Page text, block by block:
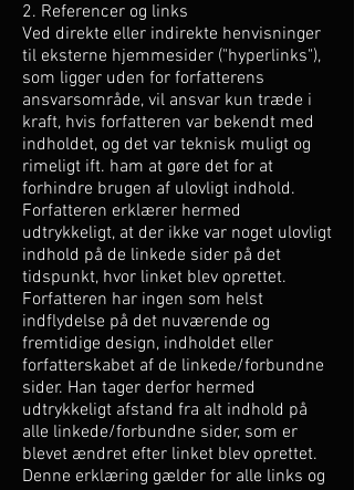
2. Referencer og links
Ved direkte eller indirekte henvisninger
til eksterne hjemmesider ("hyperlinks"),
som ligger uden for forfatterens
ansvarsområde, vil ansvar kun træde i
kraft, hvis forfatteren var bekendt med
indholdet, og det var teknisk muligt og
rimeligt ift. ham at gøre det for at
forhindre brugen af ulovligt indhold.
Forfatteren erklærer hermed
udtrykkeligt, at der ikke var noget ulovligt
indhold på de linkede sider på det
tidspunkt, hvor linket blev oprettet.
Forfatteren har ingen som helst
indflydelse på det nuværende og
fremtidige design, indholdet eller
forfatterskabet af de linkede/forbundne
sider. Han tager derfor hermed
udtrykkeligt afstand fra alt indhold på
alle linkede/forbundne sider, som er
blevet ændret efter linket blev oprettet.
Denne erklæring gælder for alle links og